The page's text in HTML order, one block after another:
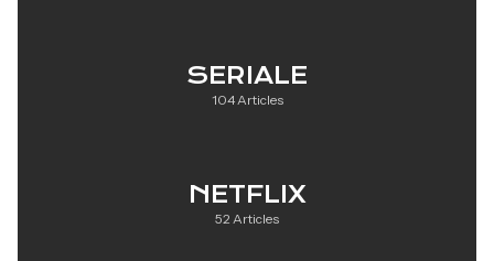
SERIALE
104 Articles
NETFLIX
52 Articles